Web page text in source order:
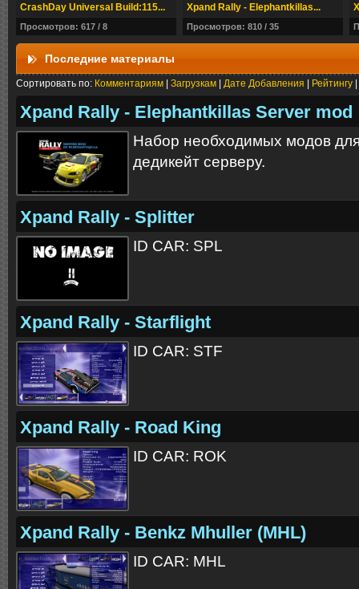
CrashDay Universal Build:115...
Просмотров: 617 / 8
Xpand Rally - Elephantkillas...
Просмотров: 810 / 35
Последние материалы
Сортировать по: Комментариям Загрузкам Дате Добавления Рейтингу
Xpand Rally - Elephantkillas Server mod
Набор необходимых модов
дедикейт серверу.
Xpand Rally - Splitter
ID CAR: SPL
Xpand Rally - Starflight
ID CAR: STF
Xpand Rally - Road King
ID CAR: ROK
Xpand Rally - Benkz Mhuller (MHL)
ID CAR: MHL